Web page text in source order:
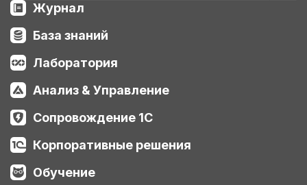
Журнал
База знаний
Лаборатория
Анализ & Управление
Сопровождение 1С
Корпоративные решения
Обучение